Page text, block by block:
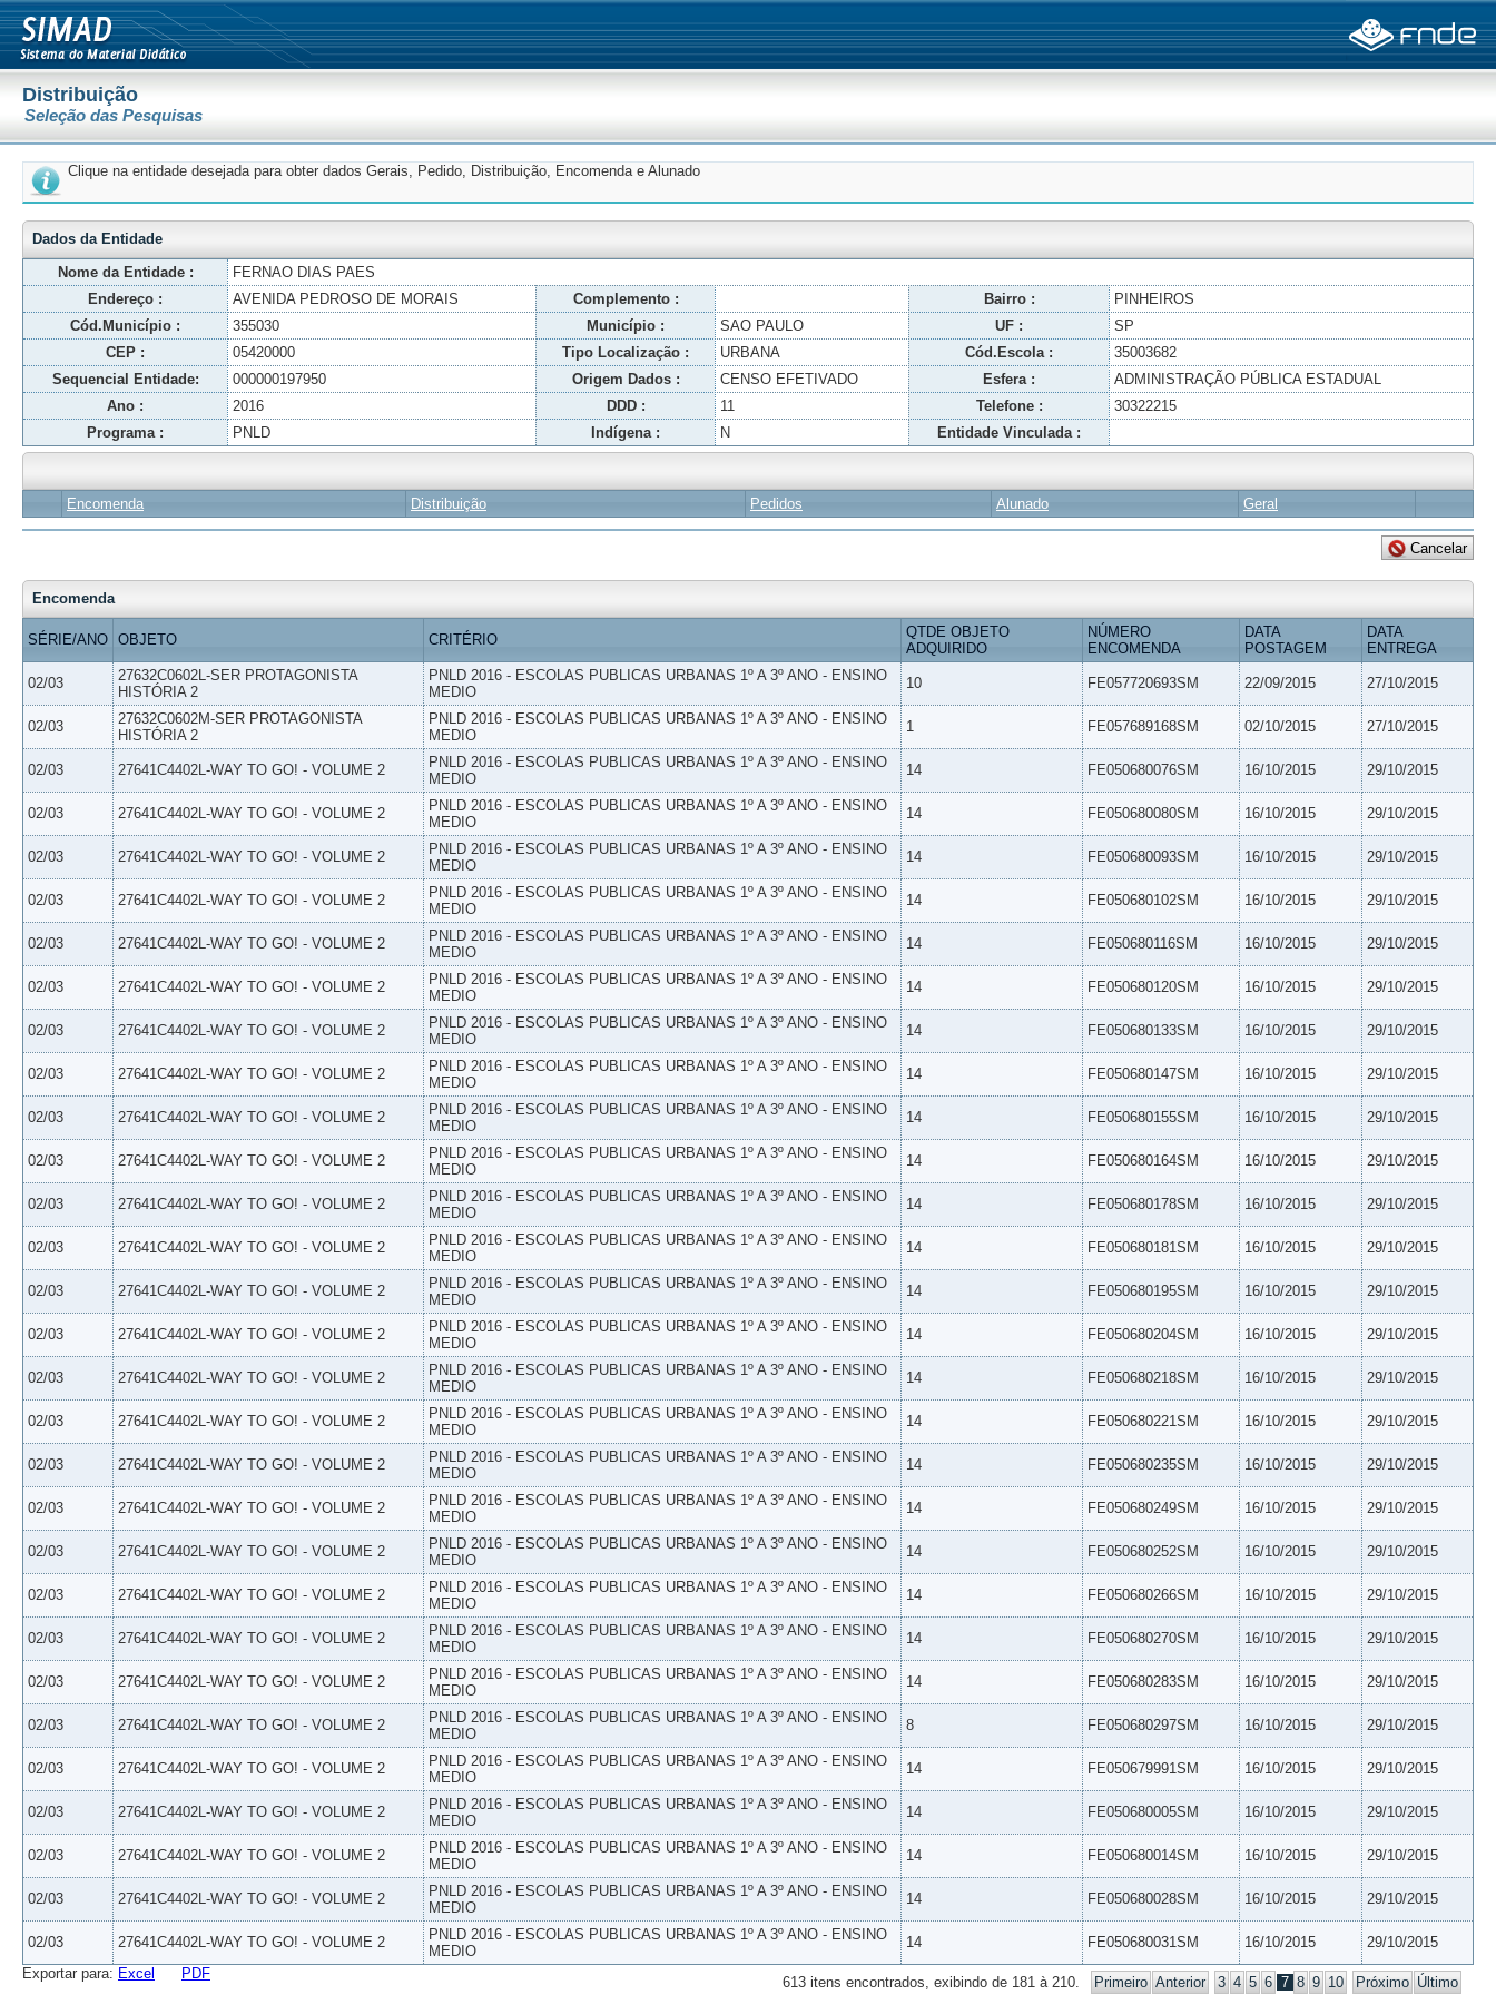
Distribuição
Seleção das Pesquisas
Clique na entidade desejada para obter dados Gerais, Pedido, Distribuição, Encomenda e Alunado
Dados da Entidade
Nome da Entidade :
FERNAO DIAS PAES
Endereço :
AVENIDA PEDROSO DE MORAIS Complemento : Bairro :
PINHEIROS
Cód.Município :
355030 Município : SAO PAULO UF :
SP
CEP :
05420000 Tipo Localização : URBANA Cód.Escola :
35003682
Sequencial Entidade:
000000197950 Origem Dados : CENSO EFETIVADO Esfera :
ADMINISTRAÇÃO PÚBLICA ESTADUAL
Ano :
2016 DDD : 11 Telefone :
30322215
Programa :
PNLD Indígena : N Entidade Vinculada :
Encomenda Distribuição Pedidos Alunado Geral
Encomenda
SÉRIE/ANO OBJETO CRITÉRIO
QTDE OBJETO
ADQUIRIDO
NÚMERO
ENCOMENDA
DATA
POSTAGEM
DATA
ENTREGA
02/03
27632C0602L-SER PROTAGONISTA
HISTÓRIA 2
PNLD 2016 - ESCOLAS PUBLICAS URBANAS 1º A 3º ANO - ENSINO
MEDIO
10 FE057720693SM 22/09/2015 27/10/2015
02/03
27632C0602M-SER PROTAGONISTA
HISTÓRIA 2
PNLD 2016 - ESCOLAS PUBLICAS URBANAS 1º A 3º ANO - ENSINO
MEDIO
1 FE057689168SM 02/10/2015 27/10/2015
02/03 27641C4402L-WAY TO GO! - VOLUME 2
PNLD 2016 - ESCOLAS PUBLICAS URBANAS 1º A 3º ANO - ENSINO
MEDIO
14 FE050680076SM 16/10/2015 29/10/2015
02/03 27641C4402L-WAY TO GO! - VOLUME 2
PNLD 2016 - ESCOLAS PUBLICAS URBANAS 1º A 3º ANO - ENSINO
MEDIO
14 FE050680080SM 16/10/2015 29/10/2015
02/03 27641C4402L-WAY TO GO! - VOLUME 2
PNLD 2016 - ESCOLAS PUBLICAS URBANAS 1º A 3º ANO - ENSINO
MEDIO
14 FE050680093SM 16/10/2015 29/10/2015
02/03 27641C4402L-WAY TO GO! - VOLUME 2
PNLD 2016 - ESCOLAS PUBLICAS URBANAS 1º A 3º ANO - ENSINO
MEDIO
14 FE050680102SM 16/10/2015 29/10/2015
02/03 27641C4402L-WAY TO GO! - VOLUME 2
PNLD 2016 - ESCOLAS PUBLICAS URBANAS 1º A 3º ANO - ENSINO
MEDIO
14 FE050680116SM 16/10/2015 29/10/2015
02/03 27641C4402L-WAY TO GO! - VOLUME 2
PNLD 2016 - ESCOLAS PUBLICAS URBANAS 1º A 3º ANO - ENSINO
MEDIO
14 FE050680120SM 16/10/2015 29/10/2015
02/03 27641C4402L-WAY TO GO! - VOLUME 2
PNLD 2016 - ESCOLAS PUBLICAS URBANAS 1º A 3º ANO - ENSINO
MEDIO
14 FE050680133SM 16/10/2015 29/10/2015
02/03 27641C4402L-WAY TO GO! - VOLUME 2
PNLD 2016 - ESCOLAS PUBLICAS URBANAS 1º A 3º ANO - ENSINO
MEDIO
14 FE050680147SM 16/10/2015 29/10/2015
02/03 27641C4402L-WAY TO GO! - VOLUME 2
PNLD 2016 - ESCOLAS PUBLICAS URBANAS 1º A 3º ANO - ENSINO
MEDIO
14 FE050680155SM 16/10/2015 29/10/2015
02/03 27641C4402L-WAY TO GO! - VOLUME 2
PNLD 2016 - ESCOLAS PUBLICAS URBANAS 1º A 3º ANO - ENSINO
MEDIO
14 FE050680164SM 16/10/2015 29/10/2015
02/03 27641C4402L-WAY TO GO! - VOLUME 2
PNLD 2016 - ESCOLAS PUBLICAS URBANAS 1º A 3º ANO - ENSINO
MEDIO
14 FE050680178SM 16/10/2015 29/10/2015
02/03 27641C4402L-WAY TO GO! - VOLUME 2
PNLD 2016 - ESCOLAS PUBLICAS URBANAS 1º A 3º ANO - ENSINO
MEDIO
14 FE050680181SM 16/10/2015 29/10/2015
02/03 27641C4402L-WAY TO GO! - VOLUME 2
PNLD 2016 - ESCOLAS PUBLICAS URBANAS 1º A 3º ANO - ENSINO
MEDIO
14 FE050680195SM 16/10/2015 29/10/2015
02/03 27641C4402L-WAY TO GO! - VOLUME 2
PNLD 2016 - ESCOLAS PUBLICAS URBANAS 1º A 3º ANO - ENSINO
MEDIO
14 FE050680204SM 16/10/2015 29/10/2015
02/03 27641C4402L-WAY TO GO! - VOLUME 2
PNLD 2016 - ESCOLAS PUBLICAS URBANAS 1º A 3º ANO - ENSINO
MEDIO
14 FE050680218SM 16/10/2015 29/10/2015
02/03 27641C4402L-WAY TO GO! - VOLUME 2
PNLD 2016 - ESCOLAS PUBLICAS URBANAS 1º A 3º ANO - ENSINO
MEDIO
14 FE050680221SM 16/10/2015 29/10/2015
02/03 27641C4402L-WAY TO GO! - VOLUME 2
PNLD 2016 - ESCOLAS PUBLICAS URBANAS 1º A 3º ANO - ENSINO
MEDIO
14 FE050680235SM 16/10/2015 29/10/2015
02/03 27641C4402L-WAY TO GO! - VOLUME 2
PNLD 2016 - ESCOLAS PUBLICAS URBANAS 1º A 3º ANO - ENSINO
MEDIO
14 FE050680249SM 16/10/2015 29/10/2015
02/03 27641C4402L-WAY TO GO! - VOLUME 2
PNLD 2016 - ESCOLAS PUBLICAS URBANAS 1º A 3º ANO - ENSINO
MEDIO
14 FE050680252SM 16/10/2015 29/10/2015
02/03 27641C4402L-WAY TO GO! - VOLUME 2
PNLD 2016 - ESCOLAS PUBLICAS URBANAS 1º A 3º ANO - ENSINO
MEDIO
14 FE050680266SM 16/10/2015 29/10/2015
02/03 27641C4402L-WAY TO GO! - VOLUME 2
PNLD 2016 - ESCOLAS PUBLICAS URBANAS 1º A 3º ANO - ENSINO
MEDIO
14 FE050680270SM 16/10/2015 29/10/2015
02/03 27641C4402L-WAY TO GO! - VOLUME 2
PNLD 2016 - ESCOLAS PUBLICAS URBANAS 1º A 3º ANO - ENSINO
MEDIO
14 FE050680283SM 16/10/2015 29/10/2015
02/03 27641C4402L-WAY TO GO! - VOLUME 2
PNLD 2016 - ESCOLAS PUBLICAS URBANAS 1º A 3º ANO - ENSINO
MEDIO
8 FE050680297SM 16/10/2015 29/10/2015
02/03 27641C4402L-WAY TO GO! - VOLUME 2
PNLD 2016 - ESCOLAS PUBLICAS URBANAS 1º A 3º ANO - ENSINO
MEDIO
14 FE050679991SM 16/10/2015 29/10/2015
02/03 27641C4402L-WAY TO GO! - VOLUME 2
PNLD 2016 - ESCOLAS PUBLICAS URBANAS 1º A 3º ANO - ENSINO
MEDIO
14 FE050680005SM 16/10/2015 29/10/2015
02/03 27641C4402L-WAY TO GO! - VOLUME 2
PNLD 2016 - ESCOLAS PUBLICAS URBANAS 1º A 3º ANO - ENSINO
MEDIO
14 FE050680014SM 16/10/2015 29/10/2015
02/03 27641C4402L-WAY TO GO! - VOLUME 2
PNLD 2016 - ESCOLAS PUBLICAS URBANAS 1º A 3º ANO - ENSINO
MEDIO
14 FE050680028SM 16/10/2015 29/10/2015
02/03 27641C4402L-WAY TO GO! - VOLUME 2
PNLD 2016 - ESCOLAS PUBLICAS URBANAS 1º A 3º ANO - ENSINO
MEDIO
14 FE050680031SM 16/10/2015 29/10/2015
613 itens encontrados, exibindo de 181 à 210. Primeiro Anterior 3 4 5 6 7 8 9 10 Próximo Último
Exportar para: Excel PDF